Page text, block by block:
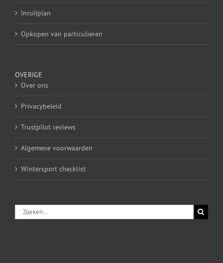
Inruilplan
Opkopen van particulieren
OVERIGE
Over ons
Privacybeleid
Trustpilot reviews
Algemene voorwaarden
Wintersport checklist
Zoeken
naar: